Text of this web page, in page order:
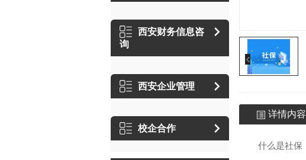
西安财务信息咨
询
西安企业管理
校企合作
详情内容
什么是社保